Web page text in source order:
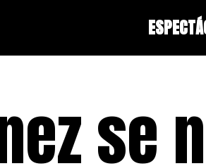
se